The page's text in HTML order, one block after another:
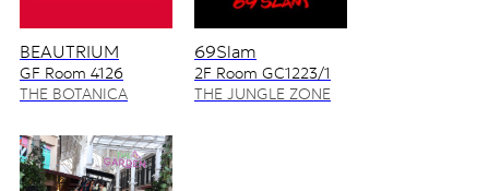
BEAUTRIUM
GF Room 4126
4128/2
THE BOTANICA
69Slam
2F Room GC1223/1
THE JUNGLE ZONE